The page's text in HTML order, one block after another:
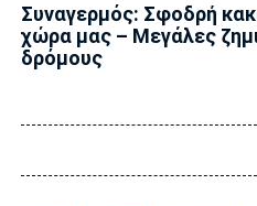
Συναγερμός: Σφοδρή
χώρα μας – Μεγάλες
δρόμους